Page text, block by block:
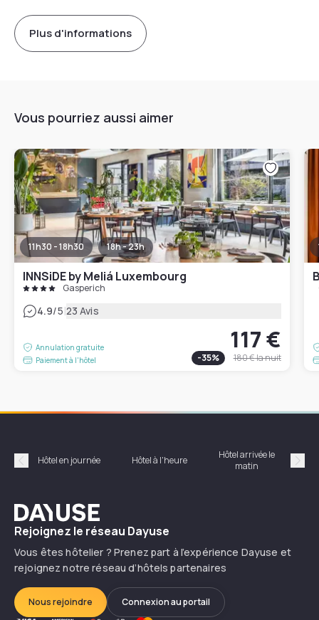
Plus d'informations
Vous pourriez aussi aimer
11h30 - 18h30 18h - 23h
INNSiDE by Meliá Luxembourg
Gasperich
4.9/5|23 Avis
Annulation gratuite
Paiement à l'hôtel
117 €
-35% 180 €la nuit
Précédent
Hôtel en journée Hôtel à l'heure
Hôtel arrivée le
matin
Dayuse
Rejoignez le réseau Dayuse
Vous êtes hôtelier ? Prenez part à l’expérience Dayuse et
rejoignez notre réseau d’hôtels partenaires
Nous rejoindre Connexion au portail